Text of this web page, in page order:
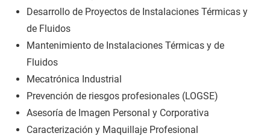
Desarrollo de Proyectos de Instalaciones Térmicas y
de Fluidos
Mantenimiento de Instalaciones Térmicas y de
Fluidos
Mecatrónica Industrial
Prevención de riesgos profesionales (LOGSE)
Asesoría de Imagen Personal y Corporativa
Caracterización y Maquillaje Profesional